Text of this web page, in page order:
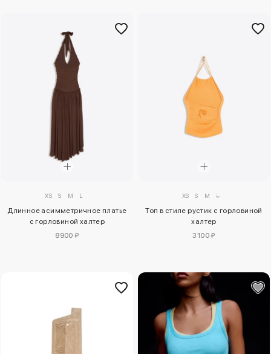
XS S M L
Длинное асимметричное платье
с горловиной халтер
8900 ₽
XS S M L
Топ в стиле рустик с горловиной
халтер
3100 ₽